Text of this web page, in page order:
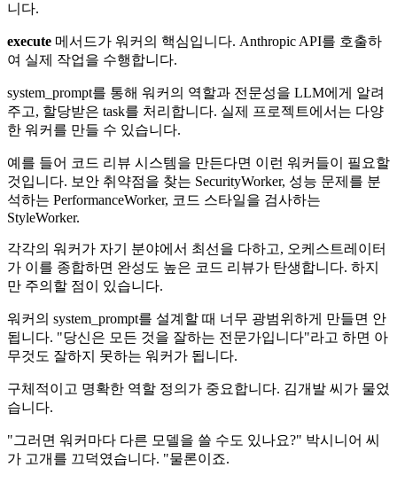
니다.
execute 메서드가 워커의 핵심입니다. Anthropic API를 호출하
여 실제 작업을 수행합니다.
system_prompt를 통해 워커의 역할과 전문성을 LLM에게 알려
주고, 할당받은 task를 처리합니다. 실제 프로젝트에서는 다양
한 워커를 만들 수 있습니다.
예를 들어 코드 리뷰 시스템을 만든다면 이런 워커들이 필요할
것입니다. 보안 취약점을 찾는 SecurityWorker, 성능 문제를 분
석하는 PerformanceWorker, 코드 스타일을 검사하는
StyleWorker.
각각의 워커가 자기 분야에서 최선을 다하고, 오케스트레이터
가 이를 종합하면 완성도 높은 코드 리뷰가 탄생합니다. 하지
만 주의할 점이 있습니다.
워커의 system_prompt를 설계할 때 너무 광범위하게 만들면 안
됩니다. "당신은 모든 것을 잘하는 전문가입니다"라고 하면 아
무것도 잘하지 못하는 워커가 됩니다.
구체적이고 명확한 역할 정의가 중요합니다. 김개발 씨가 물었
습니다.
"그러면 워커마다 다른 모델을 쓸 수도 있나요?" 박시니어 씨
가 고개를 끄덕였습니다. "물론이죠.